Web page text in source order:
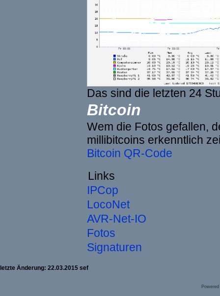
Das sind die letzten 24
Bitcoin
Wem die Fotos gefallen,
millibitcoins erkenntlich
Bitcoin QR-Code
Links
IPCop
LocoNet
AVR-Net-IO
Fotos
Signaturen
letzte Änderung: 22.03.2015 sef